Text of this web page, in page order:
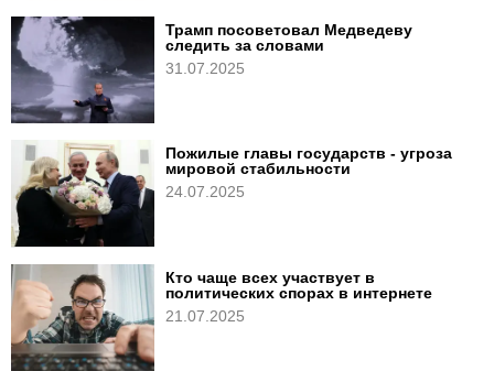
Трамп посоветовал Медведеву
следить за словами
31.07.2025
Пожилые главы государств - угроза
мировой стабильности
24.07.2025
Кто чаще всех участвует в
политических спорах в интернете
21.07.2025